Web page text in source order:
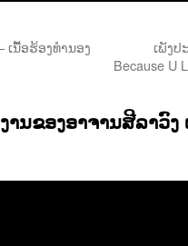
ເນື້ອຮ້ອງທຳນອງ
ເພັງ
Because U
ນຂອງອາຈານສີລາວົງ